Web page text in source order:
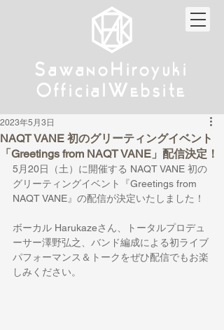
Sa wanoHiroyuki
Official W ebsite
Sa wanoHiroyuki
Official W ebsite
NAQT VANE 初のグリーティングイベント
「Greetings from NAQT VANE」配信決定！
2023年5月3日
5月20日（土）に開催する NAQT VANE 初の
グリーティングイベント『Greetings from
NAQT VANE』の配信が決定いたしました！
ボーカル Harukazeさん、トータルプロデュ
ーサー澤野弘之、バンド編成による初ライブ
パフォーマンス＆トークをぜひ配信でもお楽
しみください。